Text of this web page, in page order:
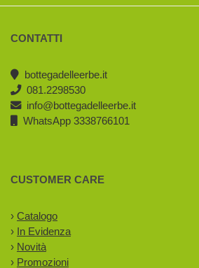
CONTATTI
bottegadelleerbe.it
081.2298530
info@bottegadelleerbe.it
WhatsApp 3338766101
CUSTOMER CARE
› Catalogo
› In Evidenza
› Novità
› Promozioni